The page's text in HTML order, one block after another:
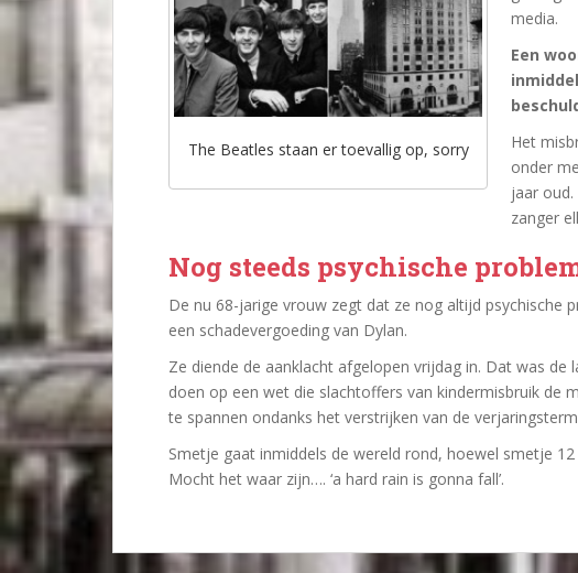
The Beatles staan er toevallig op, sorry
media.
Een
Het
onder
jaar
zanger
Nog steeds psychische
De nu 68-jarige vrouw zegt dat ze nog altijd psychische
een schadevergoeding van Dylan.
Ze diende de aanklacht afgelopen vrijdag in. Dat was
doen op een wet die slachtoffers van kindermisbruik de
te spannen ondanks het verstrijken van de
Smetje gaat inmiddels de wereld rond, hoewel smetje
Mocht het waar zijn…. ‘a hard rain is gonna fall’.